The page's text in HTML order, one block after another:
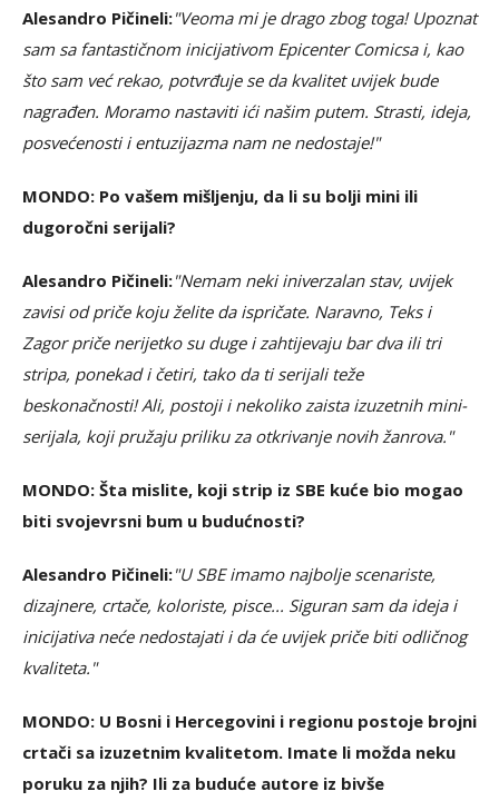
Alesandro Pičineli:"Veoma mi je drago zbog toga! Upoznat
sam sa fantastičnom inicijativom Epicenter Comicsa i, kao
što sam već rekao, potvrđuje se da kvalitet uvijek bude
nagrađen. Moramo nastaviti ići našim putem. Strasti, ideja,
posvećenosti i entuzijazma nam ne nedostaje!"
MONDO: Po vašem mišljenju, da li su bolji mini ili
dugoročni serijali?
Alesandro Pičineli:"Nemam neki iniverzalan stav, uvijek
zavisi od priče koju želite da ispričate. Naravno, Teks i
Zagor priče nerijetko su duge i zahtijevaju bar dva ili tri
stripa, ponekad i četiri, tako da ti serijali teže
beskonačnosti! Ali, postoji i nekoliko zaista izuzetnih mini-
serijala, koji pružaju priliku za otkrivanje novih žanrova."
MONDO: Šta mislite, koji strip iz SBE kuće bio mogao
biti svojevrsni bum u budućnosti?
Alesandro Pičineli:"U SBE imamo najbolje scenariste,
dizajnere, crtače, koloriste, pisce... Siguran sam da ideja i
inicijativa neće nedostajati i da će uvijek priče biti odličnog
kvaliteta."
MONDO: U Bosni i Hercegovini i regionu postoje brojni
crtači sa izuzetnim kvalitetom. Imate li možda neku
poruku za njih? Ili za buduće autore iz bivše